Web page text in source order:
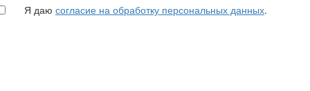
Я даю согласие на обработку персональных данных.